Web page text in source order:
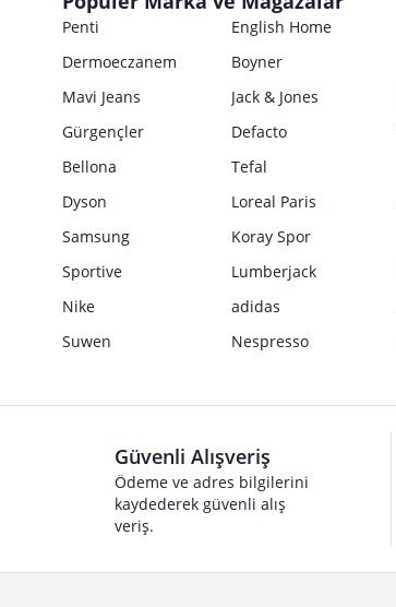
E Posta Adresi
Satıcı bilgi girişi yapmamıştır.
Penti English Home
Dermoeczanem
Boyner
Mavi Jeans
Jack & Jones
Gürgençler
Defacto
Bellona
Tefal
Dyson
Loreal Paris
Samsung
Koray Spor
Sportive
Lumberjack
Nike
adidas
Suwen
Nespresso
Güvenli Alışveriş
Ödeme ve adres bilgilerini
kaydederek güvenli alış
veriş.